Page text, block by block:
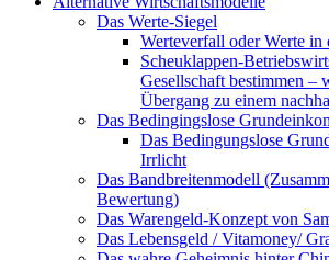
Das Werte-Siegel
Werteverfall oder Werte in
Scheuklappen-
Gesellschaft bestimmen –
Übergang zu einem
Das Bedingingslose
Das Bedingungslose
Irrlicht
Das Bandbreitenmodell
Bewertung)
Das Warengeld-Konzept von
Das Lebensgeld / Vitamoney/